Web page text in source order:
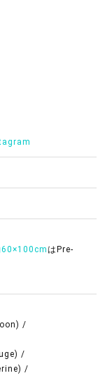
60×100cmはPre-
/
/
/